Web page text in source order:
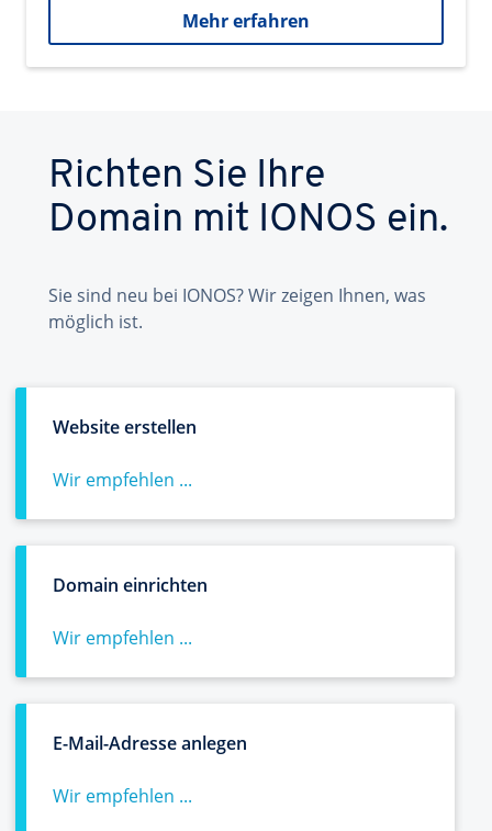
Mehr erfahren
Richten Sie Ihre
Domain mit IONOS ein.
Sie sind neu bei IONOS? Wir zeigen Ihnen, was
möglich ist.
Website erstellen
Wir empfehlen ...
Domain einrichten
Wir empfehlen ...
E-Mail-Adresse anlegen
Wir empfehlen ...